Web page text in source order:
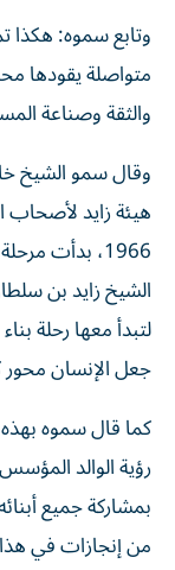
وتابع سموه: هكذا
متواصلة يقودها
والثقة وصناعة
وقال سمو الشيخ
هيئة زايد
1966، بدأت
الشيخ زايد بن
لتبدأ معها رحلة
جعل الإنسان محور
كما قال سموه
رؤية الوالد
بمشاركة جميع
من إنجازات في هذا